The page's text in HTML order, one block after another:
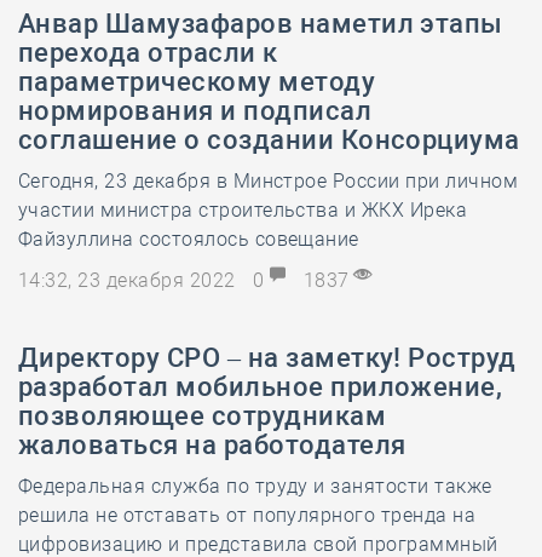
Анвар Шамузафаров наметил этапы
перехода отрасли к
параметрическому методу
нормирования и подписал
соглашение о создании Консорциума
Сегодня, 23 декабря в Минстрое России при личном
участии министра строительства и ЖКХ Ирека
Файзуллина состоялось совещание
14:32, 23 декабря 2022
0 1837
Директору СРО – на заметку! Роструд
разработал мобильное приложение,
позволяющее сотрудникам
жаловаться на работодателя
Федеральная служба по труду и занятости также
решила не отставать от популярного тренда на
цифровизацию и представила свой программный